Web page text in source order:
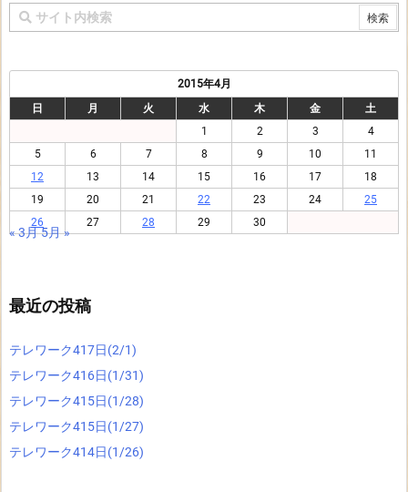
2015年4月
日
月 火 水 木 金
土
1
2 3
4
5
6 7 8 9 10
11
12
13 14 15 16 17
18
19
20 21 22 23 24
25
26
27 28 29 30
« 3月5月 »
最近の投稿
テレワーク417日(2/1)
テレワーク416日(1/31)
テレワーク415日(1/28)
テレワーク415日(1/27)
テレワーク414日(1/26)